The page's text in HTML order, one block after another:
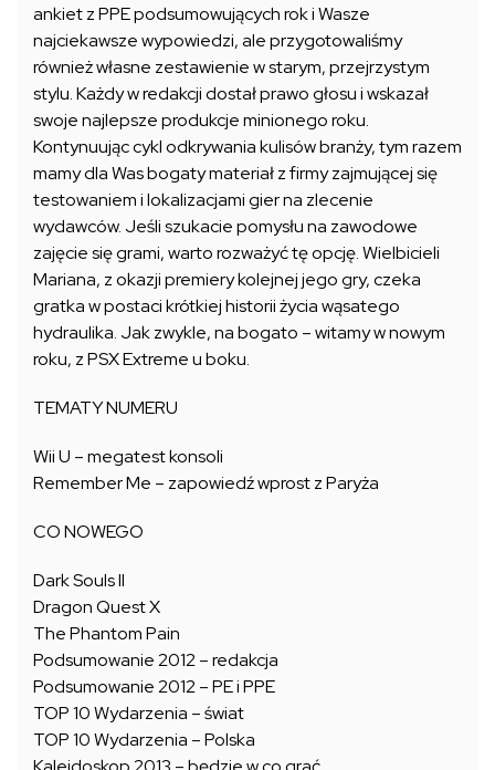
ankiet z PPE podsumowujących rok i Wasze
najciekawsze wypowiedzi, ale przygotowaliśmy
również własne zestawienie w starym, przejrzystym
stylu. Każdy w redakcji dostał prawo głosu i wskazał
swoje najlepsze produkcje minionego roku.
Kontynuując cykl odkrywania kulisów branży, tym razem
mamy dla Was bogaty materiał z firmy zajmującej się
testowaniem i lokalizacjami gier na zlecenie
wydawców. Jeśli szukacie pomysłu na zawodowe
zajęcie się grami, warto rozważyć tę opcję. Wielbicieli
Mariana, z okazji premiery kolejnej jego gry, czeka
gratka w postaci krótkiej historii życia wąsatego
hydraulika. Jak zwykle, na bogato – witamy w nowym
roku, z PSX Extreme u boku.
TEMATY NUMERU
Wii U – megatest konsoli
Remember Me – zapowiedź wprost z Paryża
CO NOWEGO
Dark Souls II
Dragon Quest X
The Phantom Pain
Podsumowanie 2012 – redakcja
Podsumowanie 2012 – PE i PPE
TOP 10 Wydarzenia – świat
TOP 10 Wydarzenia – Polska